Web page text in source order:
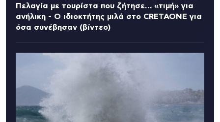
Πελαγία με τουρίστα που ζήτησε… «τιμή» για
ανήλικη - Ο ιδιοκτήτης μιλά στο CRETAONE για
όσα συνέβησαν (βίντεο)